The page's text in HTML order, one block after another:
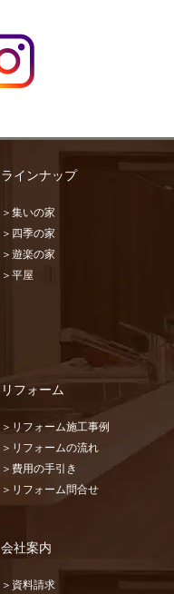
ラインナップ
＞集いの家
＞四季の家
＞遊楽の家
＞平屋
リフォーム
＞リフォーム施工事例
＞リフォームの流れ
＞費用の手引き
＞リフォーム問合せ
会社案内
＞資料請求